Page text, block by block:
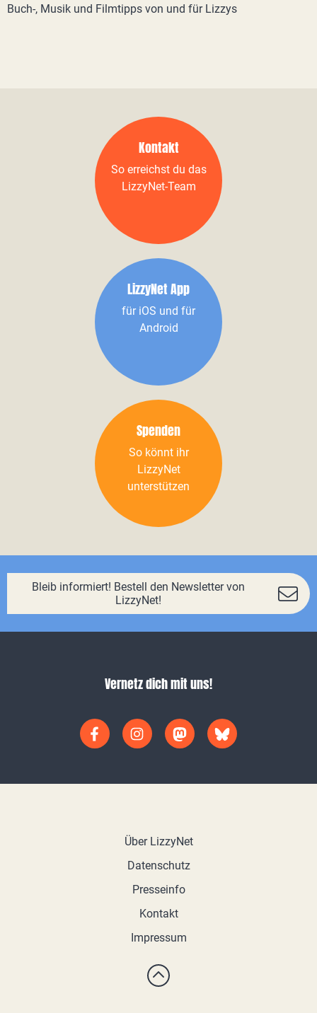
Buch-, Musik und Filmtipps von und für Lizzys
Kontakt
So erreichst du das
LizzyNet-Team
LizzyNet App
für iOS und für
Android
Spenden
So könnt ihr
LizzyNet
unterstützen
Bleib informiert! Bestell den Newsletter von
LizzyNet!
Vernetz dich mit uns!
Über LizzyNet
Datenschutz
Presseinfo
Kontakt
Impressum